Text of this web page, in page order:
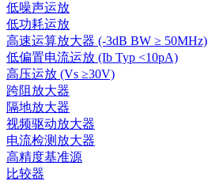
低噪声运放
低功耗运放
高速运算放大器 (-3dB BW ≥ 50MHz)
低偏置电流运放 (Ib Typ <10pA)
高压运放 (Vs ≥30V)
跨阻放大器
隔地放大器
视频驱动放大器
电流检测放大器
高精度基准源
比较器